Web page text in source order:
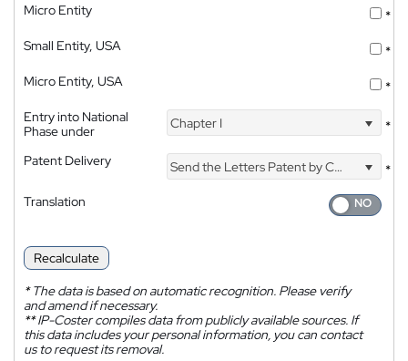
Micro Entity
*
Small Entity, USA
*
Micro Entity, USA
*
Entry into National
Phase under
Chapter I *
Patent Delivery Send the Letters Patent by Courier
*
Translation
Recalculate
*The data is based on automatic recognition. Please verify
and amend if necessary.
**IP-Coster compiles data from publicly available sources. If
this data includes your personal information, you can contact
us to request its removal.